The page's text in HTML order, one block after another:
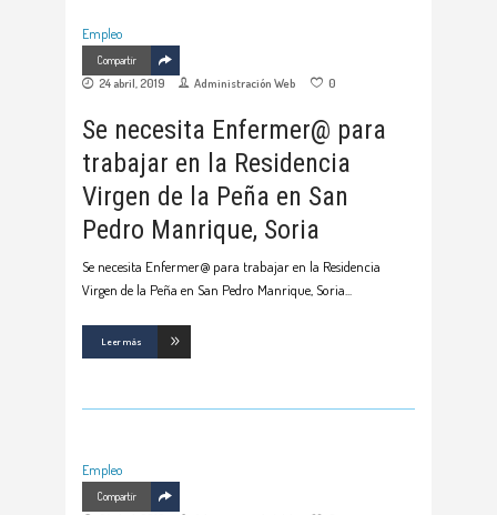
Empleo
Compartir
24 abril, 2019 Administración Web 0
Se necesita Enfermer@ para
trabajar en la Residencia
Virgen de la Peña en San
Pedro Manrique, Soria
Se necesita Enfermer@ para trabajar en la Residencia
Virgen de la Peña en San Pedro Manrique, Soria
Leer más
Empleo
Compartir